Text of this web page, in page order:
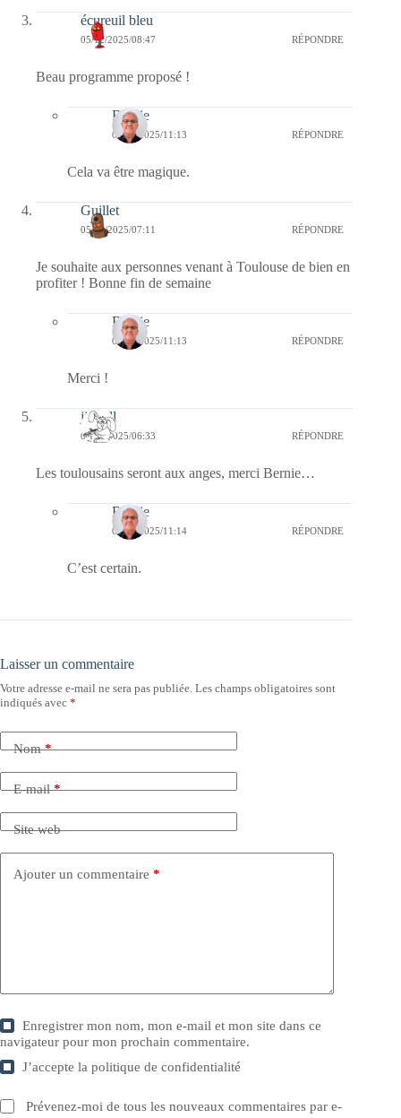
écureuil bleu
05/12/2025/08:47 RÉPONDRE
Beau programme proposé !
Bernie
05/12/2025/11:13 RÉPONDRE
Cela va être magique.
Guillet
05/12/2025/07:11 RÉPONDRE
Je souhaite aux personnes venant à Toulouse de bien en
profiter ! Bonne fin de semaine
Bernie
05/12/2025/11:13 RÉPONDRE
Merci !
jill bill
05/12/2025/06:33 RÉPONDRE
Les toulousains seront aux anges, merci Bernie…
Bernie
05/12/2025/11:14 RÉPONDRE
C’est certain.
Laisser un commentaire
Votre adresse e-mail ne sera pas publiée. Les champs obligatoires sont
indiqués avec *
Nom*
E-mail*
Site web
Ajouter un commentaire *
Enregistrer mon nom, mon e-mail et mon site dans ce
navigateur pour mon prochain commentaire.
J’accepte lapolitique de confidentialité
Prévenez-moi de tous les nouveaux commentaires par e-